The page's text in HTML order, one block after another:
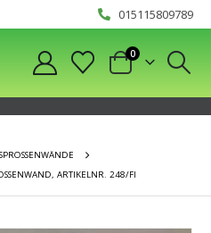
015115809789
0
ARTIKELNR. 248/FI